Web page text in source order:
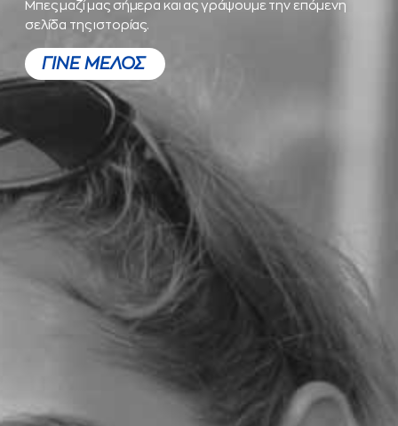
Μπες μαζί μας σήμερα και ας γράψουμε την επόμενη
σελίδα της ιστορίας.
ΓΙΝΕ ΜΕΛΟΣ